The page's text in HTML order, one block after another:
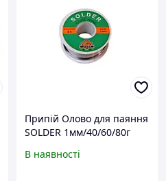
Припій Олово для паяння
SOLDER 1мм/40/60/80г
В наявності